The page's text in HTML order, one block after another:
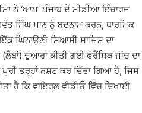
ਨੇ ‘ਆਪ’ ਪੰਜਾਬ ਦੇ ਮੀਡੀਆ ਇੰਚਾਰਜ
ਸਿੰਘ ਮਾਨ ਨੂੰ ਬਦਨਾਮ ਕਰਨ, ਧਾਰਮਿਕ
ਘਿਨਾਉਣੀ ਸਿਆਸੀ ਸਾਜ਼ਿਸ਼ ਦਾ
ਦੁਆਰਾ ਕੀਤੀ ਗਈ ਫੋਰੈਂਸਿਕ ਜਾਂਚ ਦਾ
ਤਰ੍ਹਾਂ ਨਸ਼ਟ ਕਰ ਦਿੱਤਾ ਗਿਆ ਹੈ, ਜਿਸ
ਹੈ ਕਿ ਵਾਇਰਲ ਵੀਡੀਓ ਵਿੱਚ ਦਿਖਾਈ